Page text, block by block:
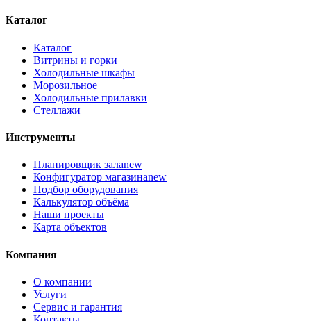
Каталог
Каталог
Витрины и горки
Холодильные шкафы
Морозильное
Холодильные прилавки
Стеллажи
Инструменты
Планировщик залаnew
Конфигуратор магазинаnew
Подбор оборудования
Калькулятор объёма
Наши проекты
Карта объектов
Компания
О компании
Услуги
Сервис и гарантия